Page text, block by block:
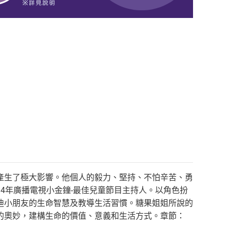
了極大影響。他個人的毅力、堅持、不怕辛苦、勇
廣播電視小金鐘-最佳兒童節目主持人。以角色扮
朋友的生命智慧及教導生活習慣。糖果姐姐所說的
妙，建構生命的價值、意義和生活方式。章節：